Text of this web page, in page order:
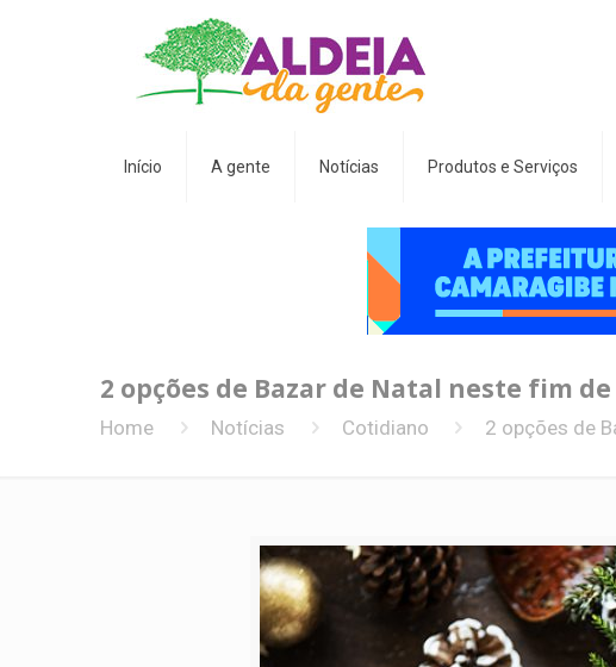
Início A gente Notícias Produtos e Serviços
2 opções de Bazar de Natal neste fim
Home Notícias Cotidiano 2 opções de